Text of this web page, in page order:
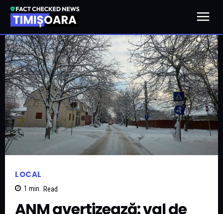
LOCAL
1 min. Read
ANM avertizează: val de